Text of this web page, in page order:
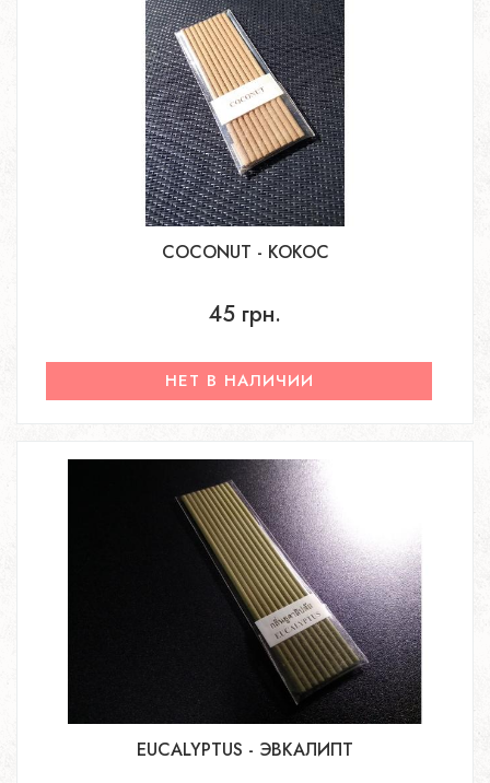
COCONUT - КОКОС
45 грн.
НЕТ В НАЛИЧИИ
EUCALYPTUS - ЭВКАЛИПТ